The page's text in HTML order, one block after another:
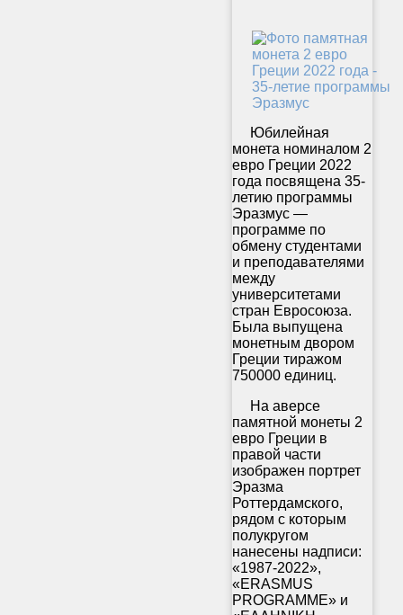
Юбилейная
монета номиналом 2
евро Греции 2022
года посвящена 35-
летию программы
Эразмус —
программе по
обмену студентами
и преподавателями
между
университетами
стран Евросоюза.
Была выпущена
монетным двором
Греции тиражом
750000 единиц.
На аверсе
памятной монеты 2
евро Греции в
правой части
изображен портрет
Эразма
Роттердамского,
рядом с которым
полукругом
нанесены надписи:
«1987-2022»,
«ERASMUS
PROGRAMME» и